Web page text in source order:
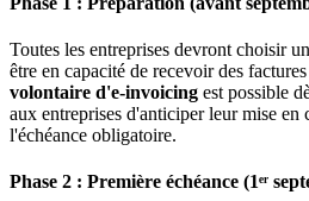
Toutes les entreprises devront choisir
être en capacité de recevoir des
volontaire d'e-invoicing est possible
aux entreprises d'anticiper leur mise en
l'échéance obligatoire.
Phase 2 : Première échéance (1ᵉʳ